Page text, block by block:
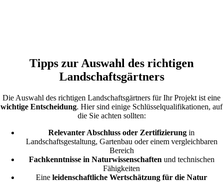
Tipps zur Auswahl des richtigen
Landschaftsgärtners
Die Auswahl des richtigen Landschaftsgärtners für Ihr Projekt ist eine
wichtige Entscheidung. Hier sind einige Schlüsselqualifikationen, auf
die Sie achten sollten:
Relevanter Abschluss oder Zertifizierung in
Landschaftsgestaltung, Gartenbau oder einem vergleichbaren
Bereich
Fachkenntnisse in Naturwissenschaften und technischen
Fähigkeiten
Eine leidenschaftliche Wertschätzung für die Natur